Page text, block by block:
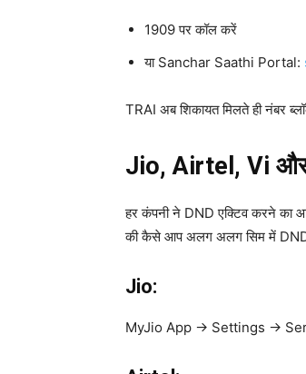
1909 पर कॉल करें
या Sanchar Saathi Portal:
TRAI अब शिकायत मिलते ही नंबर
Jio, Airtel, Vi
हर कंपनी ने DND एक्टिव करने का
की कैसे आप अलग अलग सिम में
Jio:
MyJio App → Settings →